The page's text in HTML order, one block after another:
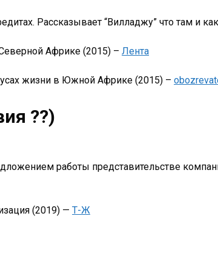
Рассказывает “Вилладжу” что там и
Африке (2015) – Лента
жизни в Южной Африке (2015) –
??)
работы представительстве
(2019) — Т-Ж